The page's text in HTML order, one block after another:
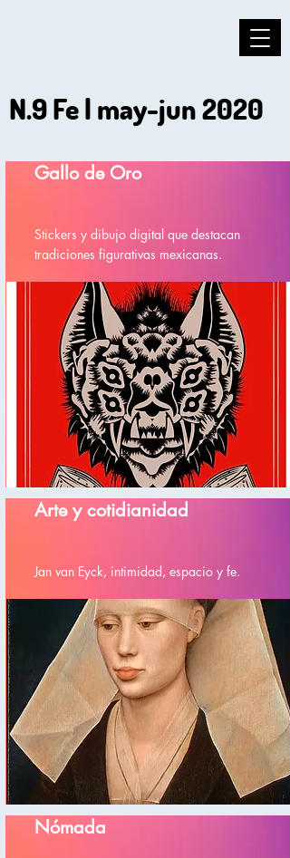
N.9 Fe | may-jun 2020
Gallo de Oro
Stickers y dibujo digital que destacan
tradiciones figurativas mexicanas.
Arte y cotidianidad
Jan van Eyck, intimidad, espacio y fe.
Nómada